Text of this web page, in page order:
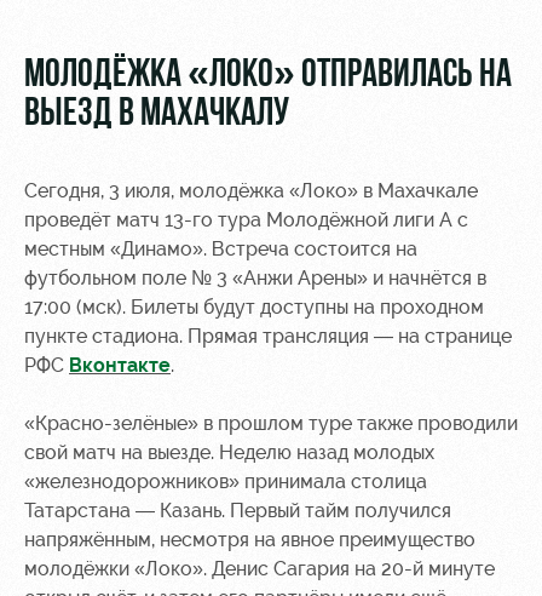
Фото
РЖД
Арена
Организация
мероприятий
Аренда
Аренда
Ледовый
дворец
Локо
Старт
Локо-Лето
Академия
поступить
Руководство
Контакты
Академии
Информация
для
болельщиков
Банковская
карта
Заставки
Программа
лояльности
Карта
болельщика
МОЛОДЁЖКА «ЛОКО» ОТПРАВИЛАСЬ НА
ВЫЕЗД В МАХАЧКАЛУ
Сегодня, 3 июля, молодёжка «Локо» в Махачкале
проведёт матч 13-го тура Молодёжной лиги А с
местным «Динамо». Встреча состоится на
футбольном поле № 3 «Анжи Арены» и начнётся в
17:00 (мск). Билеты будут доступны на проходном
пункте стадиона. Прямая трансляция — на странице
РФС Вконтакте.
«Красно-зелёные» в прошлом туре также проводили
свой матч на выезде. Неделю назад молодых
«железнодорожников» принимала столица
Татарстана — Казань. Первый тайм получился
напряжённым, несмотря на явное преимущество
молодёжки «Локо». Денис Сагария на 20-й минуте